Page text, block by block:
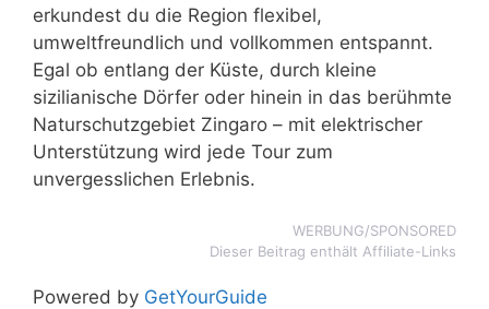
erkundest du die Region flexibel,
umweltfreundlich und vollkommen entspannt.
Egal ob entlang der Küste, durch kleine
sizilianische Dörfer oder hinein in das berühmte
Naturschutzgebiet Zingaro – mit elektrischer
Unterstützung wird jede Tour zum
unvergesslichen Erlebnis.
WERBUNG/SPONSORED
Dieser Beitrag enthält Affiliate-Links
Powered by GetYourGuide